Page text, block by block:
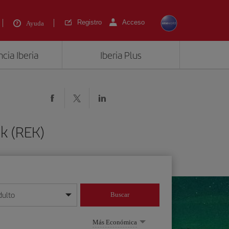
Ayuda Registro Acceso
Iberia Iberia Plus
(REK)
mes/año
Buscar
Más Económica